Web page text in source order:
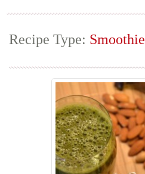
Recipe Type: Smoothie